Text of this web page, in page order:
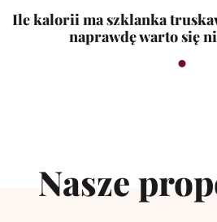
Ile kalorii ma szklanka
naprawdę warto się
Nasze